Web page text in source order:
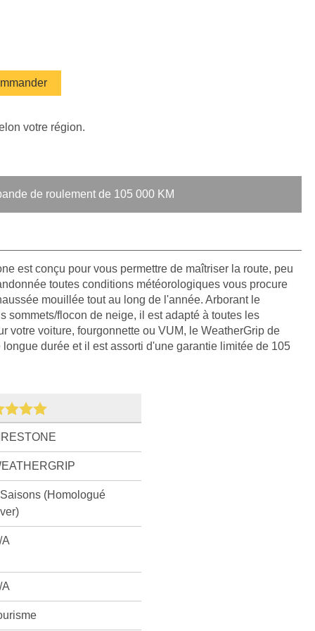
votre région.
de roulement de 105 000 KM
est conçu pour vous permettre de maîtriser la route, peu
toutes conditions météorologiques vous procure
mouillée tout au long de l'année. Arborant le
sommets/flocon de neige, il est adapté à toutes les
votre voiture, fourgonnette ou VUM, le WeatherGrip de
durée et il est assorti d'une garantie limitée de 105
(Homologué
A
A